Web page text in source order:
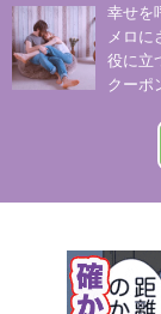
幸せを
メロに
役に立
クーポ